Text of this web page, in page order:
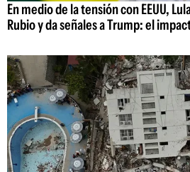
En medio de la tensión con EEUU,
Rubio y da señales a Trump: el